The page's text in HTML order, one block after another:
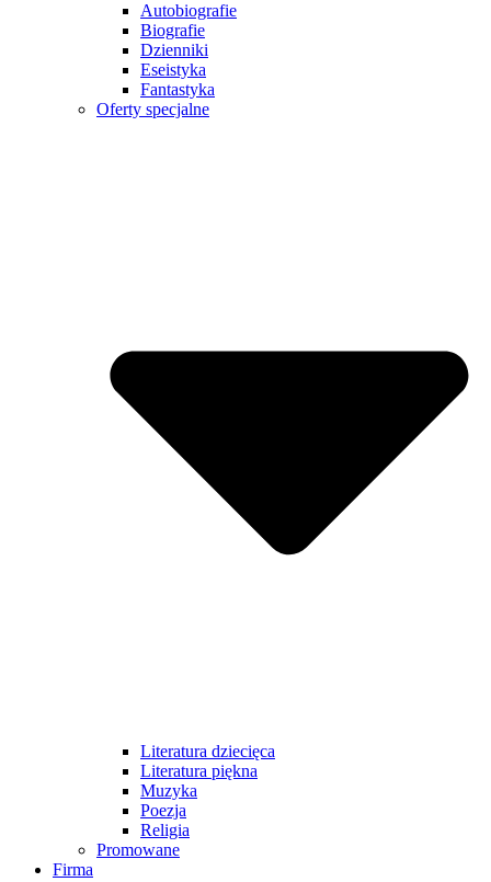
Autobiografie
Biografie
Dzienniki
Eseistyka
Fantastyka
Oferty specjalne
Literatura dziecięca
Literatura piękna
Muzyka
Poezja
Religia
Promowane
Firma